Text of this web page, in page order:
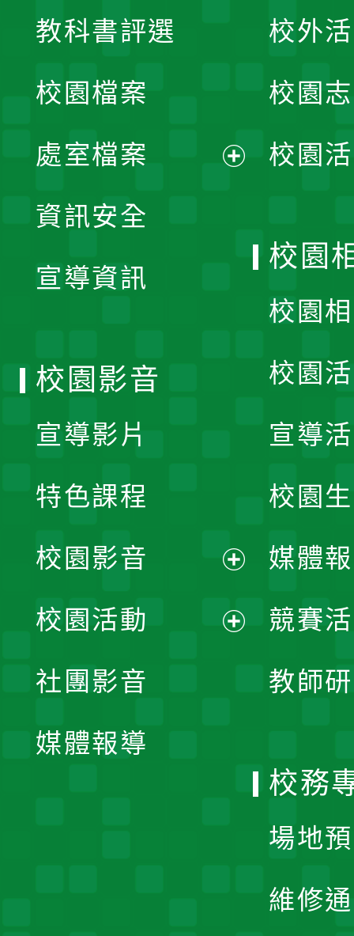
單
教科書評選
校園檔案
處室檔案
資訊安全
宣導資訊
校外
校園
校園
校園
校園
校園
宣導
校園
媒體
競賽
教師
校園影音
宣導影片
特色課程
校園影音
開
校園活動
社團影音
媒體報導
校務
場地
維修